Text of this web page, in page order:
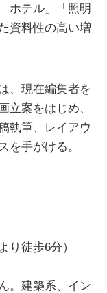
ホテル」「照明
資料性の高い増
、現在編集者を
立案をはじめ、
執筆、レイアウ
を手がける。
り徒歩6分）
。建築系、イン